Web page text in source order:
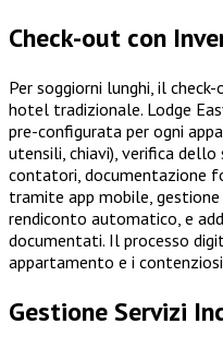
Check-out con
Per soggiorni lunghi, il
hotel tradizionale. Lodge
pre-configurata per ogni
utensili, chiavi), verifica
contatori, documentazione
tramite app mobile,
rendiconto automatico, e
documentati. Il processo
appartamento e i
Gestione Servizi